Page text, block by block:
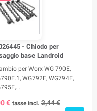
- Chiodo per
base Landroid
per Worx WG 790E,
WG792E, WG794E,
€ tasse incl. 2,44 €